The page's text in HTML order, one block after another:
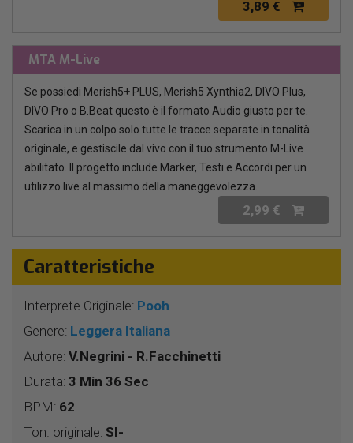
3,89 €
MTA M-Live
Se possiedi Merish5+ PLUS, Merish5 Xynthia2, DIVO Plus,
DIVO Pro o B.Beat questo è il formato Audio giusto per te.
Scarica in un colpo solo tutte le tracce separate in tonalità
originale, e gestiscile dal vivo con il tuo strumento M-Live
abilitato. Il progetto include Marker, Testi e Accordi per un
utilizzo live al massimo della maneggevolezza.
2,99 €
Caratteristiche
Interprete Originale: Pooh
Genere: Leggera Italiana
Autore: V.Negrini - R.Facchinetti
Durata: 3 Min 36 Sec
BPM: 62
Ton. originale: SI-